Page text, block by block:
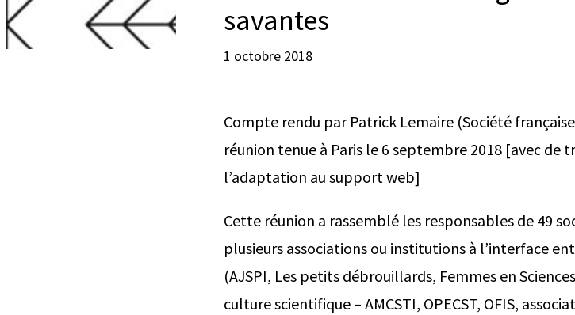
savantes
1 octobre 2018
Compte rendu par Patrick Lemaire (Société
réunion tenue à Paris le 6 septembre 2018 [avec
l’adaptation au support web]
Cette réunion a rassemblé les responsables de 49
plusieurs associations ou institutions à l’interface
(AJSPI, Les petits débrouillards, Femmes en
culture scientifique – AMCSTI, OPECST, OFIS,